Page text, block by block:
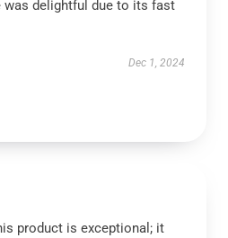
was delightful due to its fast
Dec 1, 2024
product is exceptional; it